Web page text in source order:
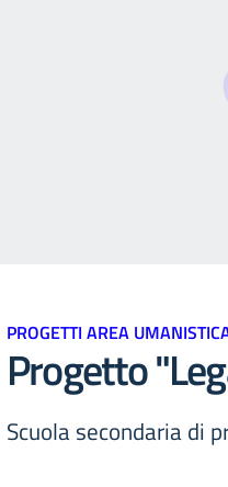
PROGETTI AREA
Progetto
Scuola secondaria di